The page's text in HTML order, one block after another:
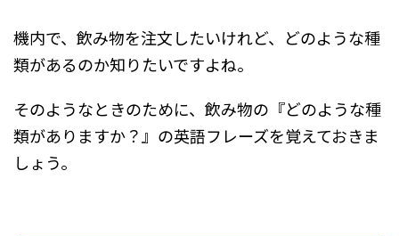
機内で、飲み物を注文したいけれど、どのような種
類があるのか知りたいですよね。
そのようなときのために、飲み物の『どのような種
類がありますか？』の英語フレーズを覚えておきま
しょう。